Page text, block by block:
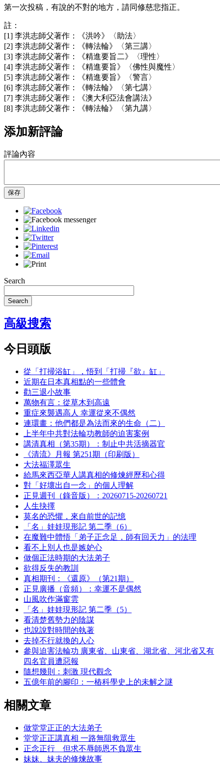
第一次投稿，有說的不對的地方，請同修慈悲指正。
註：
[1] 李洪志師父著作：《洪吟》〈助法〉
[2] 李洪志師父著作：《轉法輪》〈第三講〉
[3] 李洪志師父著作：《精進要旨二》〈理性〉
[4] 李洪志師父著作：《精進要旨》〈佛性與魔性〉
[5] 李洪志師父著作：《精進要旨》〈警言〉
[6] 李洪志師父著作：《轉法輪》〈第七講〉
[7] 李洪志師父著作：《澳大利亞法會講法》
[8] 李洪志師父著作：《轉法輪》〈第九講〉
添加新評論
評論內容
保存
Search
Search
高級搜索
今日頭版
從「打掃浴缸」，悟到「打掃『欲』缸」
近期在日本真相點的一些體會
勸三退小故事
萬物有言：從草木到高遠
重症來襲遇高人 幸運從來不偶然
連環畫：他們都是為法而來的生命（二）
上半年中共對法輪功教師的迫害案例
講清真相（第35期）：制止中共活摘器官
《清流》月報 第251期（印刷版）
大法福澤眾生
給馬來西亞華人講真相的修煉經歷和心得
對「好壞出自一念」的個人理解
正見週刊（錄音版）：20260715-20260721
人生抉擇
莫名的恐懼，來自前世的記憶
「名」娃娃現形記 第二季（6）
在魔難中體悟「弟子正念足，師有回天力」的法理
看不上別人也是嫉妒心
做個正法時期的大法弟子
欲得反失的教訓
真相期刊：《還原》（第21期）
正見廣播（音頻）：幸運不是偶然
山風吹作滿窗雲
「名」娃娃現形記 第二季（5）
看清楚舊勢力的陰謀
也說說對時間的執著
去掉不行就換的人心
參與迫害法輪功 廣東省、山東省、湖北省、河北省又有
四名官員遭惡報
隨想幾則：刺激 現代觀念
五億年前的腳印：一樁科學史上的未解之謎
相關文章
做堂堂正正的大法弟子
堂堂正正講真相 一路無阻救眾生
正念正行 但求不辱師恩不負眾生
妹妹、妹夫的修煉故事